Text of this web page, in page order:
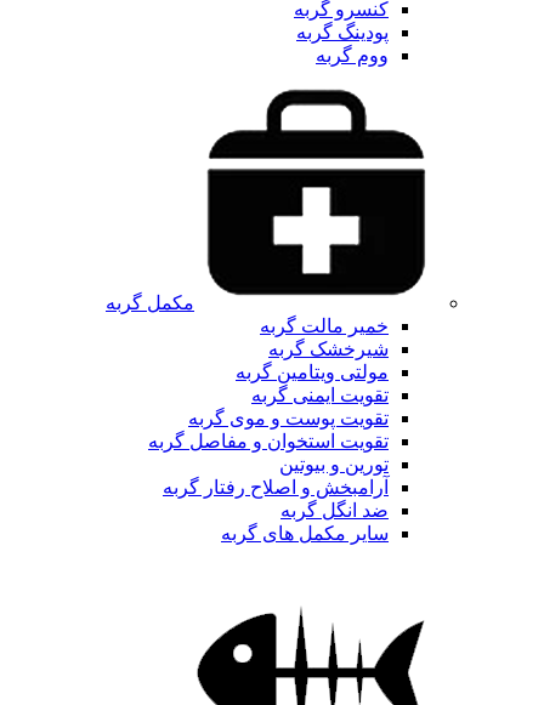
کنسرو گربه
پودینگ گربه
ووم گربه
مکمل گربه
خمیر مالت گربه
شیرخشک گربه
مولتی ویتامین گربه
تقویت ایمنی گربه
تقویت پوست و موی گربه
تقویت استخوان و مفاصل گربه
تورین و بیوتین
آرامبخش و اصلاح رفتار گربه
ضد انگل گربه
سایر مکمل های گربه